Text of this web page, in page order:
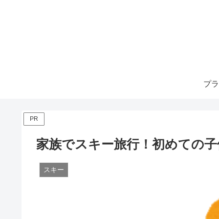
プ
PR
家族でスキー旅行！初めての
スキー